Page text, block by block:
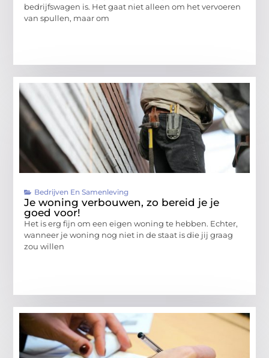
bedrijfswagen is. Het gaat niet alleen om het vervoeren
van spullen, maar om
Bedrijven En Samenleving
Je woning verbouwen, zo bereid je je
goed voor!
Het is erg fijn om een eigen woning te hebben. Echter,
wanneer je woning nog niet in de staat is die jij graag
zou willen